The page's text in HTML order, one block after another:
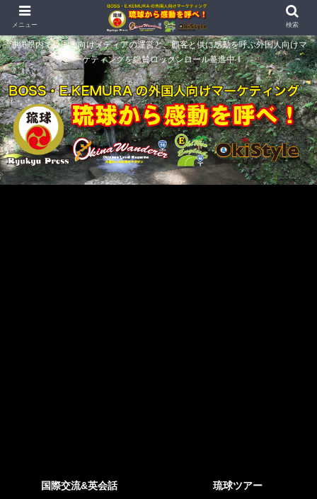
沖縄県内で外国人向けメディアの運営と、顧客と供に感動を呼ぶ外国人向けマ
ーケティングを絶賛ロックンロール驀進中！
国際交流&英会話 琉球ツアー
メニュー 検索